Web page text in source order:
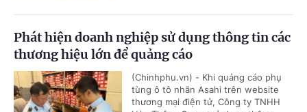
Phát hiện doanh nghiệp sử dụng thông tin các
thương hiệu lớn để quảng cáo
(Chinhphu.vn) - Khi quảng cáo phụ
tùng ô tô nhãn Asahi trên website
thương mại điện tử, Công ty TNHH